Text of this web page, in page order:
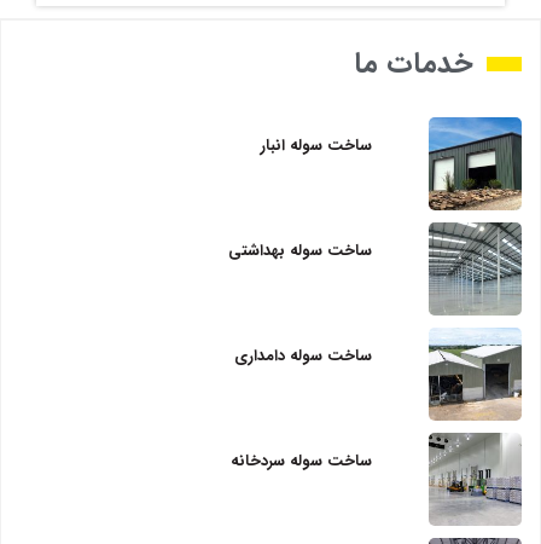
خدمات ما
ساخت سوله انبار
ساخت سوله بهداشتی
ساخت سوله دامداری
ساخت سوله سردخانه